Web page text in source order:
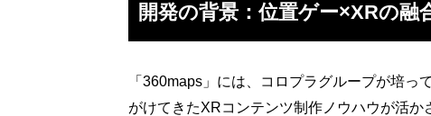
開発の背景：位置ゲー×XRの融
「360maps」には、コロプラグループが培
がけてきたXRコンテンツ制作ノウハウが活か